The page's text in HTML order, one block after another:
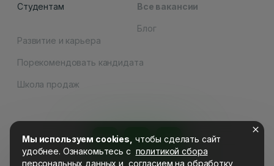
Мы используем cookies, чтобы сделать сайт
удобнее. Ознакомьтесь c политикой сбора
персональных данных и согласием на обработку
Студентам
Все вакансии
Блог
Развитие и карьера
Порекомендовать кандидата
Школа продаж